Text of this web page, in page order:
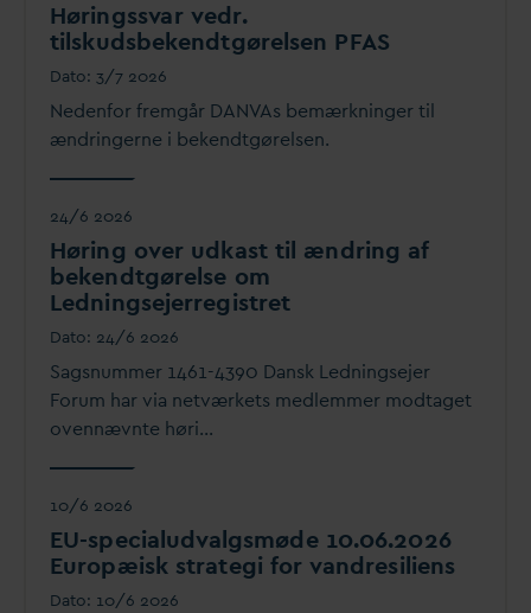
Høringssvar vedr.
tilskudsbekendtgørelsen PFAS
Dato: 3/7 2026
Nedenfor fremgår DANVAs bemærkninger til
ændringerne i bekendtgørelsen.
24/6 2026
Høring over udkast til ændring af
bekendtgørelse om
Ledningsejerregistret
Dato: 24/6 2026
Sagsnummer 1461-4390 Dansk Ledningsejer
Forum har via netværkets medlemmer modtaget
ovennævnte høri…
10/6 2026
EU-specialudvalgsmøde 10.06.2026
Europæisk strategi forvandresiliens
Dato: 10/6 2026